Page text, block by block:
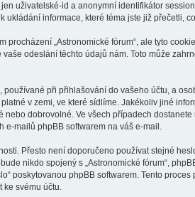
uživatelské-id a anonymní identifikátor
ukládání informace, které téma jste již přečetli,
„Astronomické fórum“, ale tyto
odeslání těchto údajů nám. Toto může
při přihlašování do vašeho účtu, a
v zemi, ve které sídlíme. Jakékoliv jiné
dobrovolné. Ve všech případech
e-mailů phpBB softwarem na váš e-mail.
Přesto není doporučeno používat stejné
nikdo spojený s „Astronomické fórum“,
poskytovanou phpBB softwarem. Tento
ke svému účtu.